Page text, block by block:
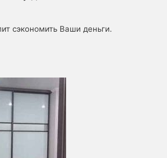
сэкономить Ваши деньги.